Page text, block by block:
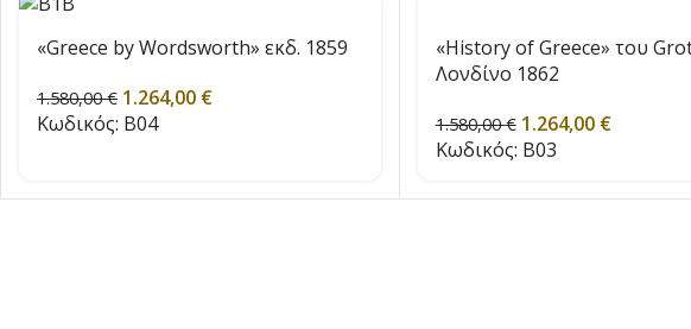
«Greece by Wordsworth» εκδ. 1859
1.580,00€ 1.264,00 €
Κωδικός: B04
«History of Greece» του
Λονδίνο 1862
1.580,00€ 1.264,00 €
Κωδικός: B03